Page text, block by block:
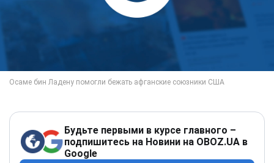
Будьте первыми в курсе главного –
подпишитесь на Новини на OBOZ.UA в
Google